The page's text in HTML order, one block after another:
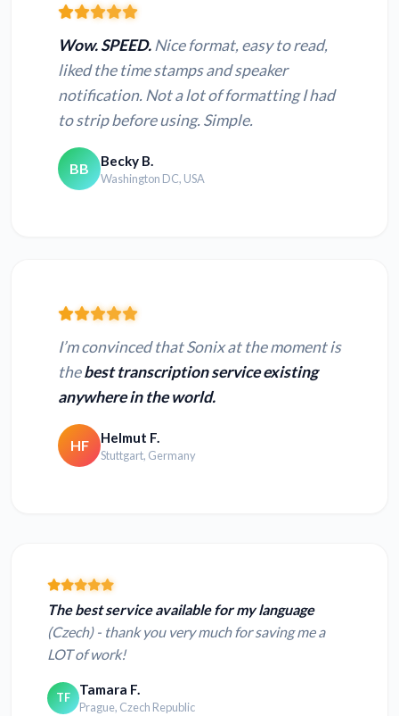
Wow. SPEED.Nice format, easy to read,
liked the time stamps and speaker
notification. Not a lot of formatting I had
to strip before using. Simple.
BB Becky B.
Washington DC, USA
I’m convinced that Sonix at the moment is
thebest transcription service existing
anywhere in the world.
HF Helmut F.
Stuttgart, Germany
The best service available for my language
(Czech) - thank you very much for saving me a
LOT of work!
TF Tamara F.
Prague, Czech Republic